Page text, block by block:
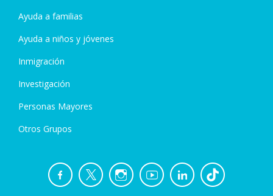
Ayuda a familias
Ayuda a niños y jóvenes
Inmigración
Investigación
Personas Mayores
Otros Grupos